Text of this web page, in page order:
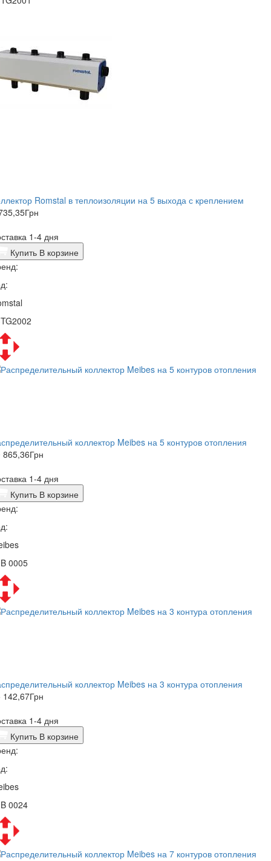
Romstal в теплоизоляции на 5 выхода с креплением
Грн
1-4 дня
Купить В корзине
коллектор Meibes на 5 контуров отопления
865,36Грн
1-4 дня
Купить В корзине
0005
коллектор Meibes на 3 контура отопления
142,67Грн
1-4 дня
Купить В корзине
0024